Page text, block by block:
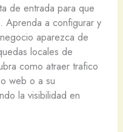
de entrada para que
Aprenda a configurar y
aparezca de
locales de
como atraer trafico
web o a su
la visibilidad en